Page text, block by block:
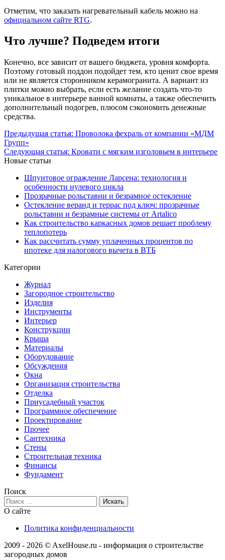
Отметим, что заказать нагревательный кабель можно на
официальном сайте RTG.
Что лучше? Подведем итоги
Конечно, все зависит от вашего бюджета, уровня комфорта.
Поэтому готовый поддон подойдет тем, кто ценит свое время
или не является сторонником керамогранита. А вариант из
плитки можно выбрать, если есть желание создать что-то
уникальное в интерьере ванной комнаты, а также обеспечить
дополнительный подогрев, плюсом сэкономить денежные
средства.
Предыдущая статья: Проволока фехраль от компании «МДМ
Групп»
Следующая статья: Кровати с мягким изголовьем в интерьере
Новые статьи
Шпунтовое ограждение Ларсена: технология и
особенности нулевого цикла
Прозрачные рольставни и безрамное остекление
Остекление веранд и террас под ключ: прозрачные
рольставни и безрамные системы от Artalico
Как строительство каркасных домов решает проблему
теплопотерь
Как рассчитать сумму уплаченных процентов по
ипотеке для налогового вычета в ВТБ
Категории
Журнал
Загородное строительство
Изделия
Инструменты
Интерьер
Конструкции
Крыша
Материалы
Оборудование
Обсуждения
Окна
Организация строительства
Отделка
Приусадебный участок
Программное обеспечение
Проектирование
Прочее
Сантехника
Стены
Строительная техника
Финансы
Фундамент
Поиск
О сайте
Политика конфиденциальности
2009 - 2026 © AxelHouse.ru - информация о строительстве
загородных домов